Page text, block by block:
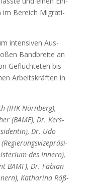
im Bereich Migra­ti­
inten­si­ven Aus­
Band­brei­te an
Geflüch­te­ten bis
Arbeits­kräf­ten in
(IHK Nürn­berg),
(BAMF), Dr. Kers­
Dr. Udo
des Innern),
BAMF), Dr. Fabi­an
Katha­ri­na Röß­